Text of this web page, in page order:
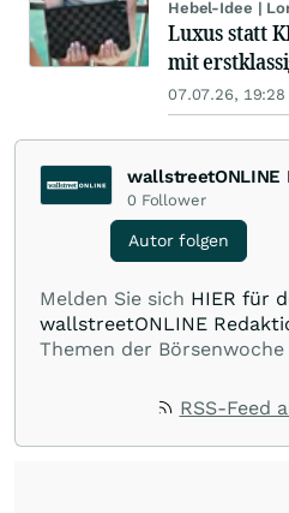
Hebel-Idee |
Luxus statt
mit
07.07.26, 19:28
wallstreetONLINE
0 Follower
Autor folgen
Melden Sie sich HIER für
wallstreetONLINE
Themen der
Verpassen Sie kein
Beiträge auf diesem
Redaktion verantwortlich.
RSS-Feed